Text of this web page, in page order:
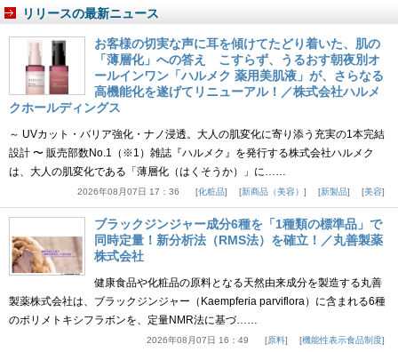
リリースの最新ニュース
お客様の切実な声に耳を傾けてたどり着いた、肌の
「薄層化」への答え こすらず、うるおす朝夜別オ
ールインワン「ハルメク 薬用美肌液」が、さらなる
高機能化を遂げてリニューアル！／株式会社ハルメ
クホールディングス
～ UVカット・バリア強化・ナノ浸透。大人の肌変化に寄り添う充実の1本完結
設計 〜 販売部数No.1（※1）雑誌『ハルメク』を発行する株式会社ハルメク
は、大人の肌変化である「薄層化（はくそうか）」に……
2026年08月07日 17：36 化粧品 新商品（美容） 新製品 美容
ブラックジンジャー成分6種を「1種類の標準品」で
同時定量！新分析法（RMS法）を確立！／丸善製薬
株式会社
健康食品や化粧品の原料となる天然由来成分を製造する丸善
製薬株式会社は、ブラックジンジャー（Kaempferia parviflora）に含まれる6種
のポリメトキシフラボンを、定量NMR法に基づ……
2026年08月07日 16：49 原料 機能性表示食品制度